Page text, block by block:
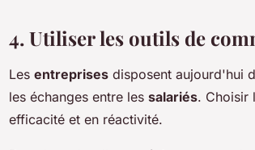
4. Utiliser les outils de
Les entreprises disposent aujourd'hui
les échanges entre les salariés. Choisir
efficacité et en réactivité.